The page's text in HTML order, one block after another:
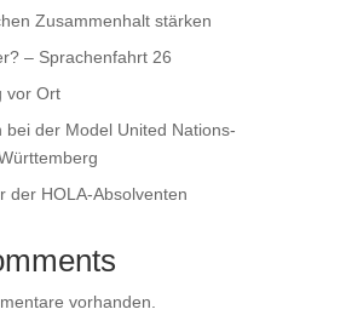
Zusammenhalt stärken
– Sprachenfahrt 26
vor Ort
bei der Model United Nations-
der HOLA-Absolventen
vorhanden.